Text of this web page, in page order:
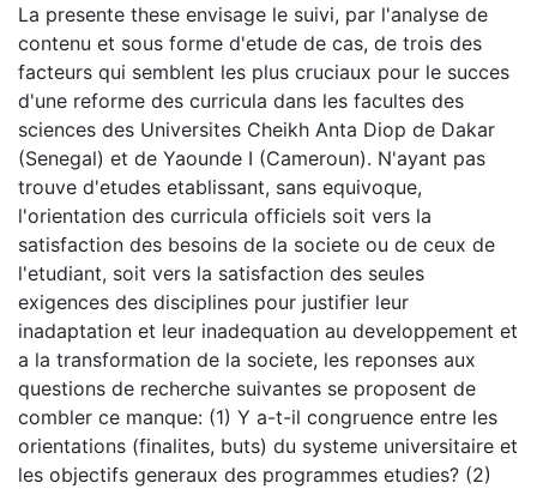
La presente these envisage le suivi, par l'analyse de
contenu et sous forme d'etude de cas, de trois des
facteurs qui semblent les plus cruciaux pour le succes
d'une reforme des curricula dans les facultes des
sciences des Universites Cheikh Anta Diop de Dakar
(Senegal) et de Yaounde I (Cameroun). N'ayant pas
trouve d'etudes etablissant, sans equivoque,
l'orientation des curricula officiels soit vers la
satisfaction des besoins de la societe ou de ceux de
l'etudiant, soit vers la satisfaction des seules
exigences des disciplines pour justifier leur
inadaptation et leur inadequation au developpement et
a la transformation de la societe, les reponses aux
questions de recherche suivantes se proposent de
combler ce manque: (1) Y a-t-il congruence entre les
orientations (finalites, buts) du systeme universitaire et
les objectifs generaux des programmes etudies? (2)